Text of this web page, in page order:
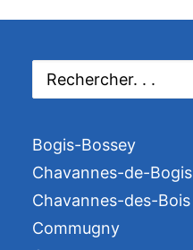
Bogis-Bossey
Chavannes-de-Bogis
Chavannes-des-Bois
Commugny